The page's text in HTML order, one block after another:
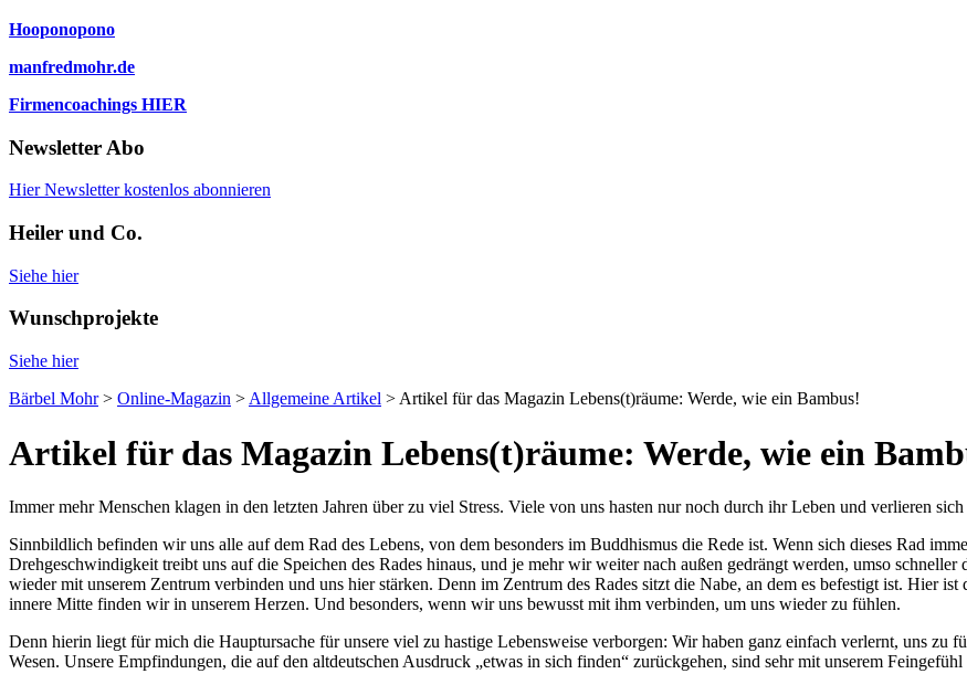
Hooponopono
manfredmohr.de
Firmencoachings HIER
Newsletter Abo
Hier Newsletter kostenlos abonnieren
Heiler und Co.
Siehe hier
Wunschprojekte
Siehe hier
Bärbel Mohr> Online-Magazin > Allgemeine Artikel > Artikel für das Magazin Lebens(t)räume: Werde, wie ein Bambus!
Artikel für das Magazin Lebens(t)räume: Werde, wie ein
Immer mehr Menschen klagen in den letzten Jahren über zu viel Stress. Viele von uns hasten nur noch durch ihr Leben und verlieren
Sinnbildlich befinden wir uns alle auf dem Rad des Lebens, von dem besonders im Buddhismus die Rede ist. Wenn sich dieses Rad
Drehgeschwindigkeit treibt uns auf die Speichen des Rades hinaus, und je mehr wir weiter nach außen gedrängt werden, umso
wieder mit unserem Zentrum verbinden und uns hier stärken. Denn im Zentrum des Rades sitzt die Nabe, an dem es befestigt ist. Hier
innere Mitte finden wir in unserem Herzen. Und besonders, wenn wir uns bewusst mit ihm verbinden, um uns wieder zu fühlen.
Denn hierin liegt für mich die Hauptursache für unsere viel zu hastige Lebensweise verborgen: Wir haben ganz einfach verlernt, uns
Wesen. Unsere Empfindungen, die auf den altdeutschen Ausdruck „etwas in sich finden“ zurückgehen, sind sehr mit unserem